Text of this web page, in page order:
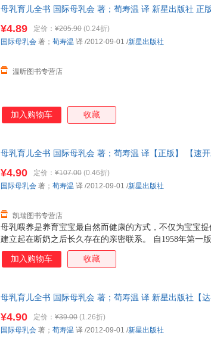
母乳育儿全书 国际母乳会 著；荀寿温 译 新星出版社 正
¥4.89 定价： ¥205.90 (0.24折)
温昕图书专营店
国际母乳会 著； 荀寿温 译 /2012-09-01 /新星出版社
加入购物车 收藏
母乳育儿全书 国际母乳会 著；荀寿温 译【正版】 【速
母乳喂养是养育宝宝最自然而健康的方式，不仅为宝宝
建立起在断奶之后长久存在的亲密联系。 自1958年第一
支持，已成为全球妈妈信赖、专业的哺乳指南书。本书
哺乳期可能遇到的所有问题： ★让剖宫产和难产的妈妈
疸、乳腺炎和更多其他病症 如果你正为母乳喂
¥4.90 定价： ¥107.00 (0.46折)
凯瑞图书专营店
国际母乳会 著； 荀寿温 译 /2012-09-01 /新星出版社
加入购物车 收藏
母乳育儿全书 国际母乳会 著；荀寿温 译 新星出版社【
¥4.90 定价： ¥39.00 (1.26折)
国际母乳会 著； 荀寿温 译 /2012-09-01 /新星出版社